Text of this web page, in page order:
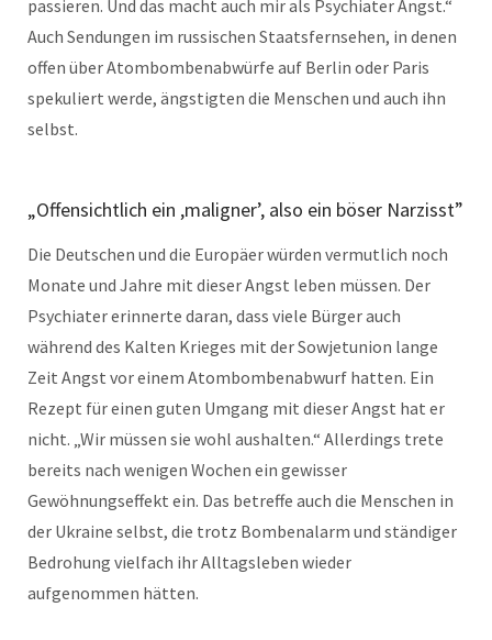
passieren. Und das macht auch mir als Psychiater Angst.“
Auch Sendungen im russischen Staatsfernsehen, in denen
offen über Atombombenabwürfe auf Berlin oder Paris
spekuliert werde, ängstigten die Menschen und auch ihn
selbst.
„Offensichtlich ein ,maligner’, also ein böser Narzisst”
Die Deutschen und die Europäer würden vermutlich noch
Monate und Jahre mit dieser Angst leben müssen. Der
Psychiater erinnerte daran, dass viele Bürger auch
während des Kalten Krieges mit der Sowjetunion lange
Zeit Angst vor einem Atombombenabwurf hatten. Ein
Rezept für einen guten Umgang mit dieser Angst hat er
nicht. „Wir müssen sie wohl aushalten.“ Allerdings trete
bereits nach wenigen Wochen ein gewisser
Gewöhnungseffekt ein. Das betreffe auch die Menschen in
der Ukraine selbst, die trotz Bombenalarm und ständiger
Bedrohung vielfach ihr Alltagsleben wieder
aufgenommen hätten.